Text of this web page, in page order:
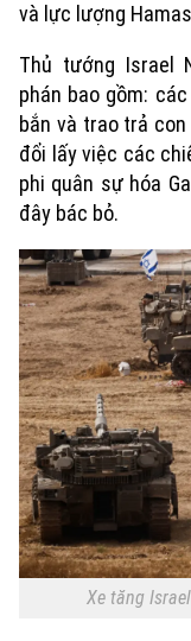
và lực lượng
Thủ tướng Israel
phán bao gồm:
bắn và trao trả
đổi lấy việc các
phi quân sự hóa
đây bác bỏ.
Xe tăng